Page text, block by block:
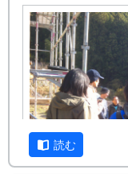
京都府立大
査報告会
『岩座神の
日時・場所
日時 : 2024
16:30
場所 : 岩座神
読む